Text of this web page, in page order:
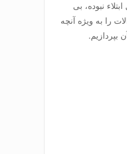
نبوده، بی
را به ویژه آنچه